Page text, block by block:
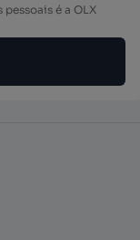
é a OLX